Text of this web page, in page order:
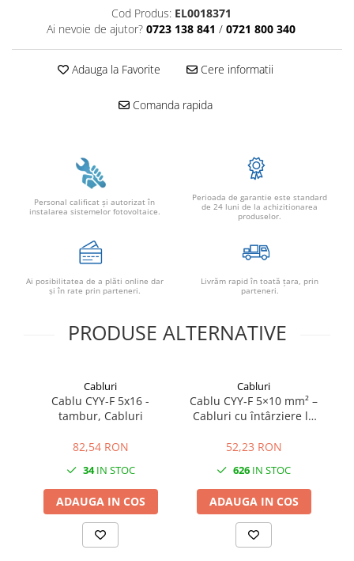
Cod Produs: EL0018371
Ai nevoie de ajutor? 0723 138 841 / 0721 800 340
Adauga la Favorite Cere informatii
Comanda rapida
Personal calificat şi autorizat în
instalarea sistemelor fotovoltaice.
Perioada de garantie este standard
de 24 luni de la achizitionarea
produselor.
Ai posibilitatea de a plăti online dar
şi în rate prin parteneri.
Livrăm rapid în toată țara, prin
parteneri.
PRODUSE ALTERNATIVE
Cabluri
Cablu CYY-F 5x16 -
tambur, Cabluri
82,54 RON
34IN STOC
ADAUGA IN COS
Cabluri
Cablu CYY‑F 5×10 mm² –
Cabluri cu întârziere la
52,23 RON
626 IN STOC
ADAUGA IN COS